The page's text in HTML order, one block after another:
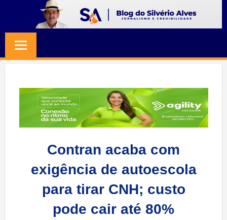
content
SILVERIO
ALVES
Jornalismo
Credibilidade
Contran acaba com
exigência de autoescola
para tirar CNH; custo
pode cair até 80%